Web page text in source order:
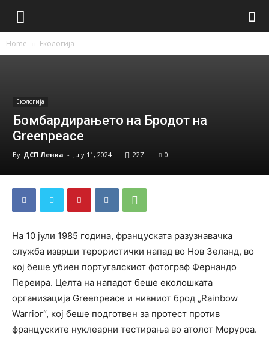
Home Екологија
Екологија
Бомбардирањето на Бродот на
Greenpeace
By ДСП Ленка - July 11, 2024 227 0
На 10 јули 1985 година, француската разузнавачка
служба изврши терористички напад во Нов Зеланд, во
кој беше убиен португалскиот фотограф Фернандо
Переира. Целта на нападот беше еколошката
организација Greenpeace и нивниот брод „Rainbow
Warrior“, кој беше подготвен за протест против
француските нуклеарни тестирања во атолот Моруроа.